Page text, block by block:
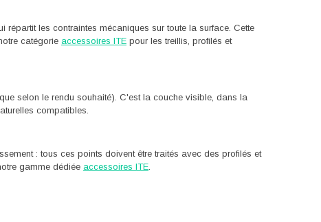
les contraintes mécaniques sur toute la surface. Cette
catégorie accessoires ITE pour les treillis, profilés et
selon le rendu souhaité). C'est la couche visible, dans la
compatibles.
: tous ces points doivent être traités avec des profilés et
gamme dédiée accessoires ITE.